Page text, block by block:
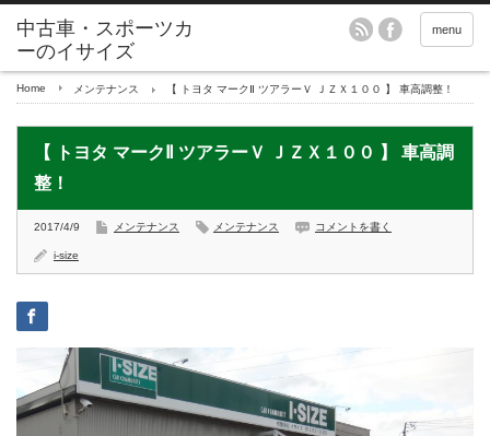
menu
Home メンテナンス 【 トヨタ マークⅡ ツアラーＶ ＪＺＸ１００ 】 車高調整！
【 トヨタ マークⅡ ツアラーＶ ＪＺＸ１００ 】 車高調
整！
2017/4/9 メンテナンス メンテナンス コメントを書く
i-size